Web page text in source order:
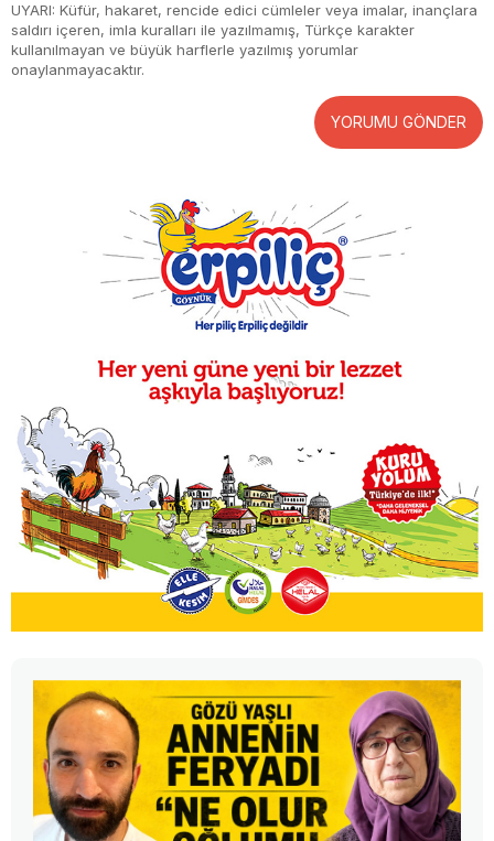
UYARI: Küfür, hakaret, rencide edici cümleler veya imalar, inançlara
saldırı içeren, imla kuralları ile yazılmamış, Türkçe karakter
kullanılmayan ve büyük harflerle yazılmış yorumlar
onaylanmayacaktır.
YORUMU GÖNDER